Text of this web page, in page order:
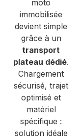
moto
immobilisée
devient simple
grâce à un
transport
plateau dédié.
Chargement
sécurisé, trajet
optimisé et
matériel
spécifique :
solution idéale